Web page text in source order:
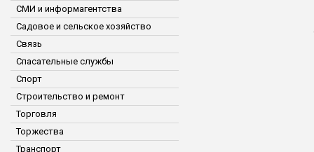
СМИ и информагентства
Садовое и сельское хозяйство
Связь
Спасательные службы
Спорт
Строительство и ремонт
Торговля
Торжества
Транспорт